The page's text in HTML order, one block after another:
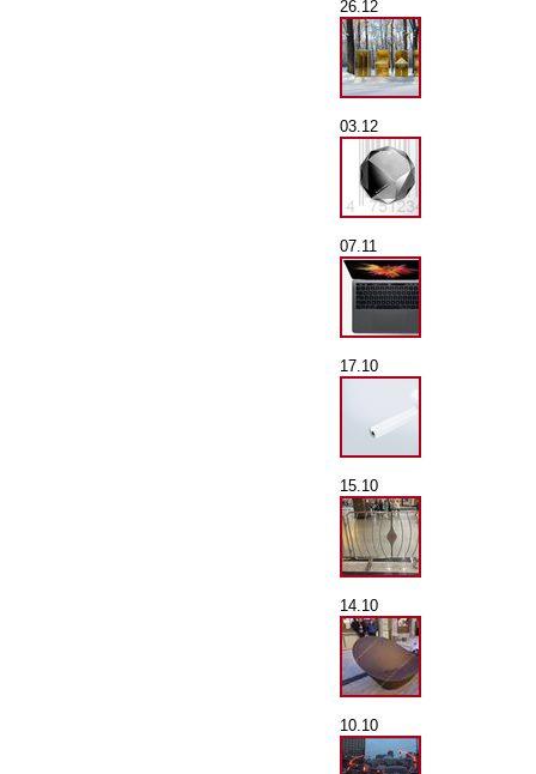
26.12
03.12
07.11
17.10
15.10
14.10
10.10